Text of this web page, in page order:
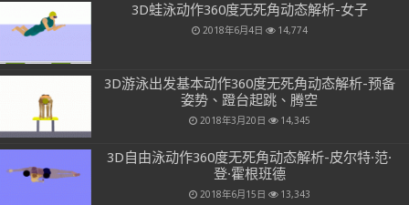
3D蛙泳动作360度无死角动态解析-女子
2018年6月4日 14,774
3D游泳出发基本动作360度无死角动态解析-预备
姿势、蹬台起跳、腾空
2018年3月20日 14,345
3D自由泳动作360度无死角动态解析-皮尔特·范·
登·霍根班德
2018年6月15日 13,343